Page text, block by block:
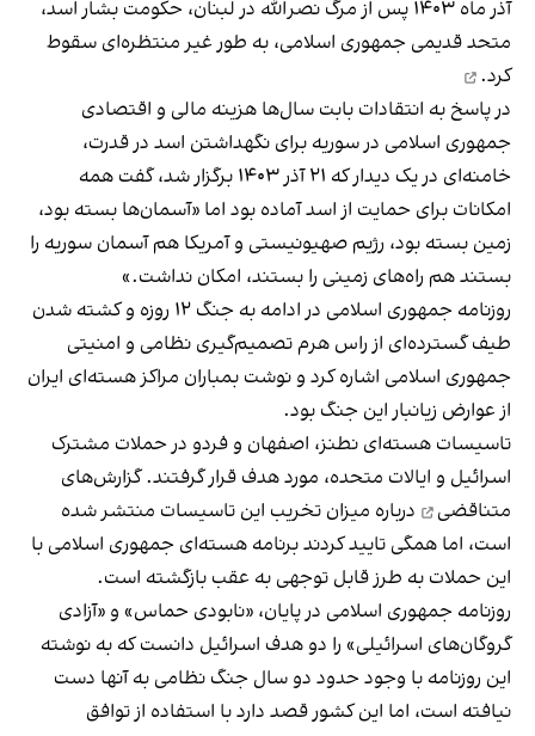
آذر ماه ۱۴۰۳ پس از مرگ نصرالله در لبنان، حکومت بشار اسد،
متحد قدیمی جمهوری اسلامی، به طور غیر منتظره‌ای سقوط
کرد.
در پاسخ به انتقادات بابت سال‌ها هزینه مالی و اقتصادی
جمهوری اسلامی در سوریه برای نگهداشتن اسد در قدرت،
خامنه‌ای در یک دیدار که ۲۱ آذر ۱۴۰۳ برگزار شد، گفت همه
امکانات برای حمایت از اسد آماده بود اما «آسمان‌ها بسته بود،
زمین بسته بود، رژیم صهیونیستی و آمریکا هم آسمان سوریه را
بستند هم راه‌های زمینی را بستند، امکان نداشت.»
روزنامه جمهوری اسلامی در ادامه به جنگ ۱۲ روزه و کشته شدن
طیف گسترده‌ای از راس هرم تصمیم‌گیری نظامی و امنیتی
جمهوری اسلامی اشاره کرد و نوشت بمباران مراکز هسته‌ای ایران
از عوارض زیانبار این جنگ بود.
تاسیسات هسته‌ای نطنز، اصفهان و فردو در حملات مشترک
اسرائیل و ایالات متحده، مورد هدف قرار گرفتند.گزارش‌های
متناقضی
درباره میزان تخریب این تاسیسات منتشر شده
است، اما همگی تایید کردند برنامه هسته‌ای جمهوری اسلامی با
این حملات به طرز قابل توجهی به عقب بازگشته است.
روزنامه جمهوری اسلامی در پایان، «نابودی حماس» و «آزادی
گروگان‌های اسرائیلی» را دو هدف اسرائیل دانست که به نوشته
این روزنامه با وجود حدود دو سال جنگ نظامی به آنها دست
نیافته است، اما این کشور قصد دارد با استفاده ازتوافق